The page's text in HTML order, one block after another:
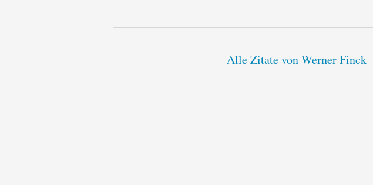
Alle Zitate von Werner Finck